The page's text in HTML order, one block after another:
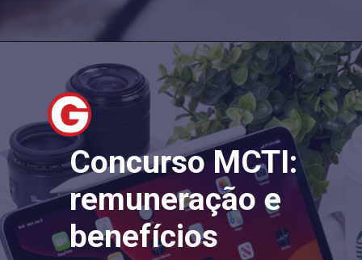
Concurso MCTI:
remuneração e
benefícios